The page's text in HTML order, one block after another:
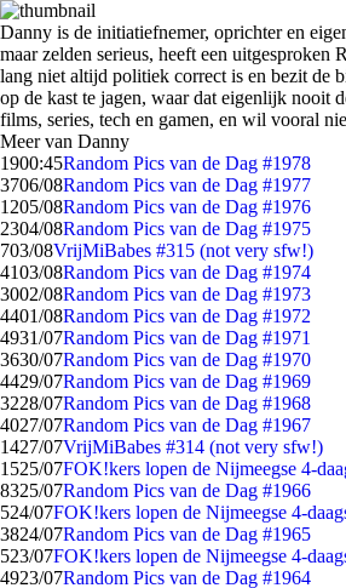
Danny is de initiatiefnemer, oprichter en
maar zelden serieus, heeft een uitgesproken
lang niet altijd politiek correct is en bezit de
op de kast te jagen, waar dat eigenlijk nooit
films, series, tech en gamen, en wil vooral
Meer van Danny
1900:45Random Pics van de Dag #1978
3706/08Random Pics van de Dag #1977
1205/08Random Pics van de Dag #1976
2304/08Random Pics van de Dag #1975
703/08VrijMiBabes #315 (not very sfw!)
4103/08Random Pics van de Dag #1974
3002/08Random Pics van de Dag #1973
4401/08Random Pics van de Dag #1972
4931/07Random Pics van de Dag #1971
3630/07Random Pics van de Dag #1970
4429/07Random Pics van de Dag #1969
3228/07Random Pics van de Dag #1968
4027/07Random Pics van de Dag #1967
1427/07VrijMiBabes #314 (not very sfw!)
1525/07FOK!kers lopen de Nijmeegse 4-
8325/07Random Pics van de Dag #1966
524/07FOK!kers lopen de Nijmeegse 4-
3824/07Random Pics van de Dag #1965
523/07FOK!kers lopen de Nijmeegse 4-
4923/07Random Pics van de Dag #1964